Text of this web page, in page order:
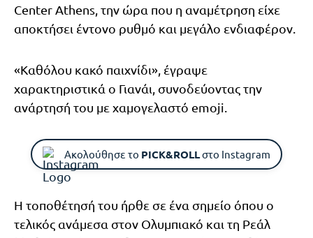
Center Athens, την ώρα που η αναμέτρηση είχε
αποκτήσει έντονο ρυθμό και μεγάλο ενδιαφέρον.
«Καθόλου κακό παιχνίδι», έγραψε
χαρακτηριστικά ο Γιανάι, συνοδεύοντας την
ανάρτησή του με χαμογελαστό emoji.
Ακολούθησε το PICK&ROLLστο Instagram
Η τοποθέτησή του ήρθε σε ένα σημείο όπου ο
τελικός ανάμεσα στον Ολυμπιακό και τη Ρεάλ